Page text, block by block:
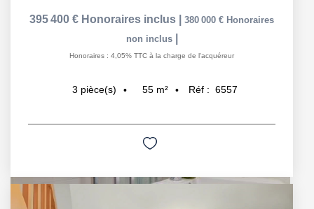
395 400 € Honoraires inclus 380 000 € Honoraires
non inclus
Honoraires : 4,05% TTC à la charge de l'acquéreur
3 pièce(s) 55 m² Réf : 6557